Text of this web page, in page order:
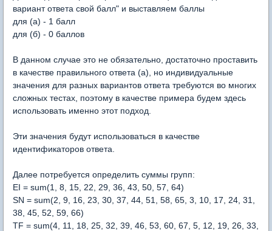
вариант ответа свой балл" и выставляем баллы
для (а) - 1 балл
для (б) - 0 баллов
В данном случае это не обязательно, достаточно проставить
в качестве правильного ответа (а), но индивидуальные
значения для разных вариантов ответа требуются во многих
сложных тестах, поэтому в качестве примера будем здесь
использовать именно этот подход.
Эти значения будут использоваться в качестве
идентификаторов ответа.
Далее потребуется определить суммы групп:
EI = sum(1, 8, 15, 22, 29, 36, 43, 50, 57, 64)
SN = sum(2, 9, 16, 23, 30, 37, 44, 51, 58, 65, 3, 10, 17, 24, 31,
38, 45, 52, 59, 66)
TF = sum(4, 11, 18, 25, 32, 39, 46, 53, 60, 67, 5, 12, 19, 26, 33,